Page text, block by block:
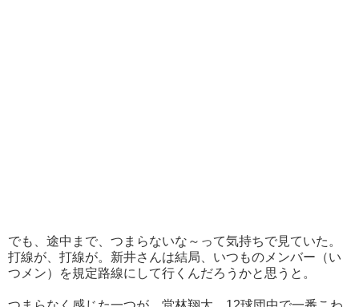
でも、途中まで、つまらないな～って気持ちで見ていた。
打線が、打線が。新井さんは結局、いつものメンバー（い
つメン）を規定路線にして行くんだろうかと思うと。